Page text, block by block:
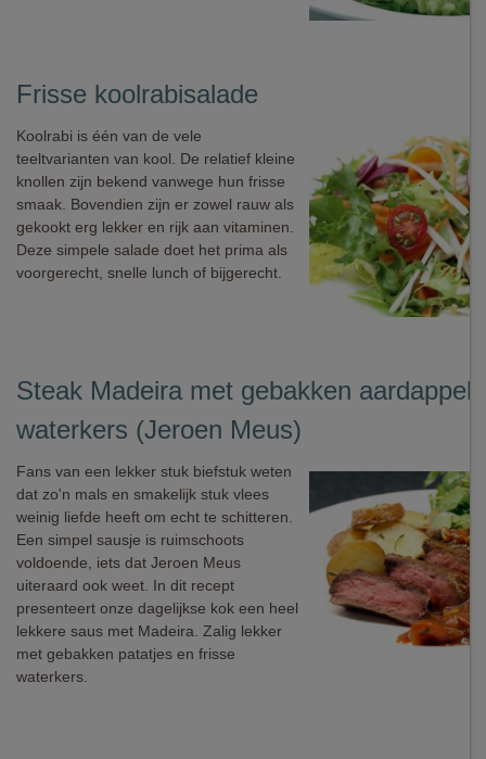
Frisse koolrabisalade
Koolrabi is één van de vele
teeltvarianten van kool. De relatief kleine
knollen zijn bekend vanwege hun frisse
smaak. Bovendien zijn er zowel rauw als
gekookt erg lekker en rijk aan vitaminen.
Deze simpele salade doet het prima als
voorgerecht, snelle lunch of bijgerecht.
Steak Madeira met gebakken
waterkers (Jeroen Meus)
Fans van een lekker stuk biefstuk weten
dat zo'n mals en smakelijk stuk vlees
weinig liefde heeft om echt te schitteren.
Een simpel sausje is ruimschoots
voldoende, iets dat Jeroen Meus
uiteraard ook weet. In dit recept
presenteert onze dagelijkse kok een heel
lekkere saus met Madeira. Zalig lekker
met gebakken patatjes en frisse
waterkers.